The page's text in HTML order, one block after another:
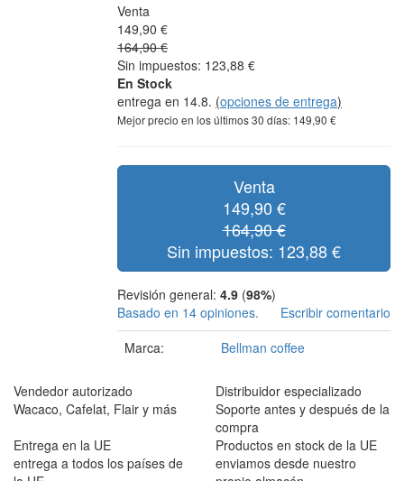
Venta
149,90 €
164,90 €
Sin impuestos: 123,88 €
En Stock
entrega en 14.8. (opciones de entrega)
Mejor precio en los últimos 30 días: 149,90 €
Venta
149,90 €
164,90 €
Sin impuestos: 123,88 €
Revisión general: 4.9 (98%)
Basado en 14 opiniones.
Escribir comentario
Marca:
Bellman coffee
Vendedor autorizado
Wacaco, Cafelat, Flair y más
Distribuidor especializado
Soporte antes y después de la
compra
Entrega en la UE
entrega a todos los países de
Productos en stock de la UE
enviamos desde nuestro